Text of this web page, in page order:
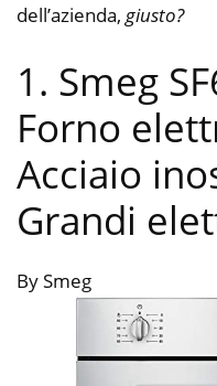
dell’azienda, giusto?
1. Smeg
Forno
Acciaio
Grandi
By Smeg